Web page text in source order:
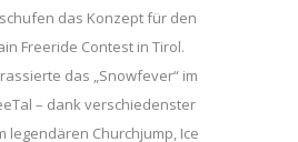
schufen das Konzept für den
Freeride Contest in Tirol.
das „Snowfever“ im
– dank verschiedenster
legendären Churchjump, Ice